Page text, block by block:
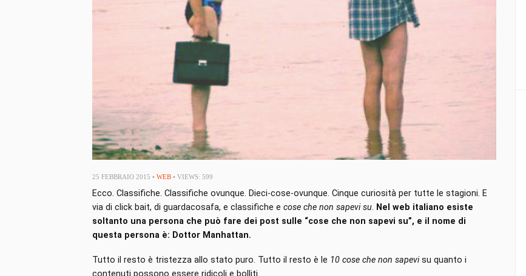
25 FEBBRAIO 2015 • WEB • VIEWS: 599
Ecco. Classifiche. Classifiche ovunque. Dieci-cose-ovunque. Cinque curiosità per tutte le stagioni. E
via di click bait, di guardacosafa, e classifiche e cose che non sapevi su
Nel web italiano esiste
soltanto una persona che può fare dei post sulle “cose che non sapevi su”, e il nome di
questa persona è: Dottor Manhattan.
Tutto il resto è tristezza allo stato puro. Tutto il resto è le 10 cose che non sapevisu quanto i
contenuti possono essere ridicoli e bolliti.